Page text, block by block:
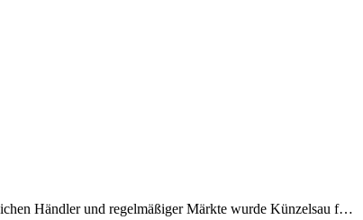
Händler und regelmäßiger Märkte wurde Künzelsau f…